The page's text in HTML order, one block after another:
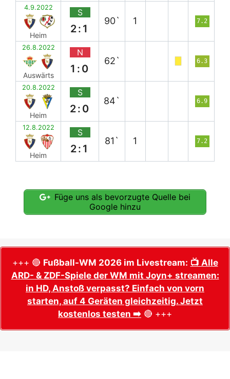
4.9.2022
Heim
S
2:1
90` 1 7.2
26.8.2022
Auswärts
N
1:0
62` 6.3
20.8.2022
Heim
S
2:0
84` 6.9
12.8.2022
Heim
S
2:1
81` 1 7.2
Füge uns als bevorzugte Quelle bei
Google hinzu
+++ 🔴 Fußball-WM 2026 im Livestream: 📺 Alle
ARD- & ZDF-Spiele der WM mit Joyn+ streamen:
in HD, Anstoß verpasst? Einfach von vorn
starten, auf 4 Geräten gleichzeitig. Jetzt
kostenlos testen ➡️ 🔴 +++